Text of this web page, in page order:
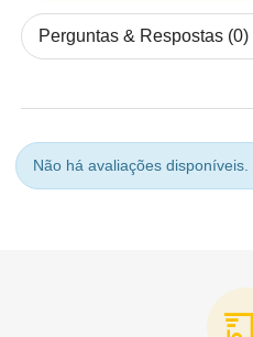
Perguntas & Respostas (0)
Não há avaliações disponíveis.